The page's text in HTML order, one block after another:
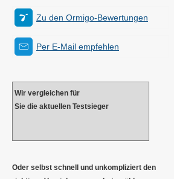
Zu den Ormigo-Bewertungen
Per E-Mail empfehlen
Wir ver­gleichen für
Sie die aktuellen Testsieger
Oder selbst schnell und unkompliziert den